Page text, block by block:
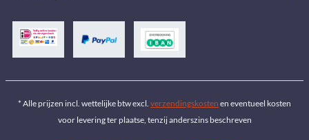
* Alle prijzen incl. wettelijke btw excl. verzendingskosten en eventueel kosten
voor levering ter plaatse, tenzij anderszins beschreven